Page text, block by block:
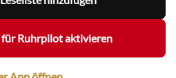
Ruhrpilot aktivieren